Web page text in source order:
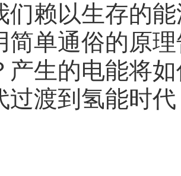
们赖以生存的
简单通俗的原
产生的电能将
过渡到氢能时